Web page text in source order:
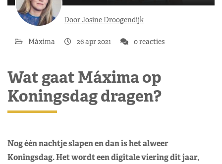
Door Josine Droogendijk
Máxima 26 apr 2021 0 reacties
Wat gaat Máxima op
Koningsdag dragen?
Nog één nachtje slapen en dan is het alweer
Koningsdag. Het wordt een digitale viering dit jaar,